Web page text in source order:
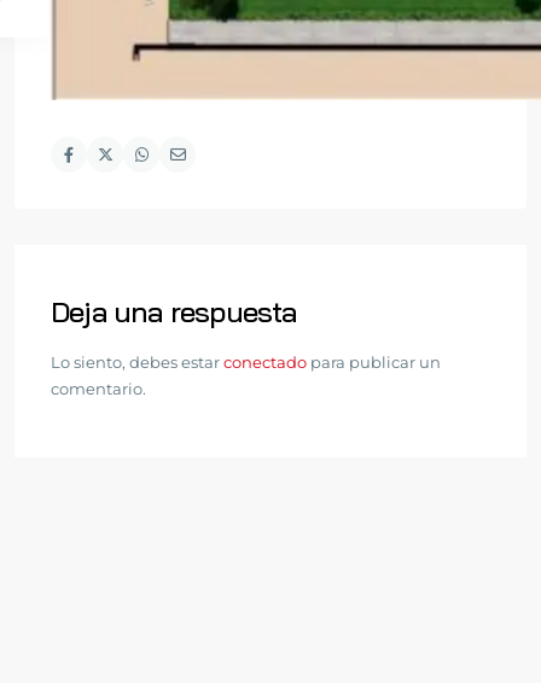
Deja una respuesta
Lo siento, debes estarconectado para publicar un
comentario.